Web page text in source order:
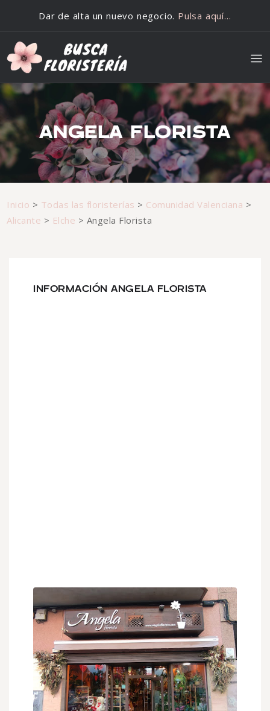
Dar de alta un nuevo negocio. Pulsa aquí…
ANGELA FLORISTA
Inicio > Todas las floristerías > Comunidad Valenciana >
Alicante > Elche > Angela Florista
INFORMACIÓN ANGELA FLORISTA